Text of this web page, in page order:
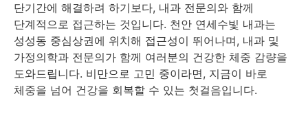
단기간에 해결하려 하기보다, 내과 전문의와 함께
단계적으로 접근하는 것입니다. 천안 연세수빛 내과는
성성동 중심상권에 위치해 접근성이 뛰어나며, 내과 및
가정의학과 전문의가 함께 여러분의 건강한 체중 감량을
도와드립니다. 비만으로 고민 중이라면, 지금이 바로
체중을 넘어 건강을 회복할 수 있는 첫걸음입니다.